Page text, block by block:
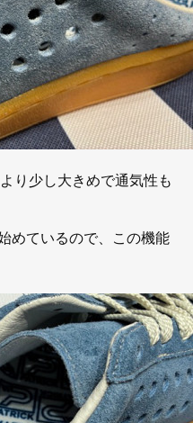
り少し大きめで通気性も
めているので、この機能